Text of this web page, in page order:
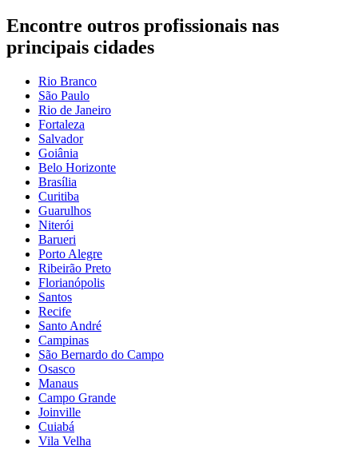
Encontre outros profissionais nas
principais cidades
Rio Branco
São Paulo
Rio de Janeiro
Fortaleza
Salvador
Goiânia
Belo Horizonte
Brasília
Curitiba
Guarulhos
Niterói
Barueri
Porto Alegre
Ribeirão Preto
Florianópolis
Santos
Recife
Santo André
Campinas
São Bernardo do Campo
Osasco
Manaus
Campo Grande
Joinville
Cuiabá
Vila Velha